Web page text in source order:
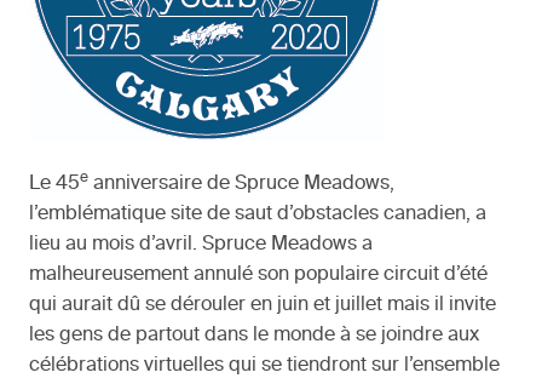
Le 45e anniversaire de Spruce Meadows,
l’emblématique site de saut d’obstacles canadien, a
lieu au mois d’avril. Spruce Meadows a
malheureusement annulé son populaire circuit d’été
qui aurait dû se dérouler en juin et juillet mais il invite
les gens de partout dans le monde à se joindre aux
célébrations virtuelles qui se tiendront sur l’ensemble